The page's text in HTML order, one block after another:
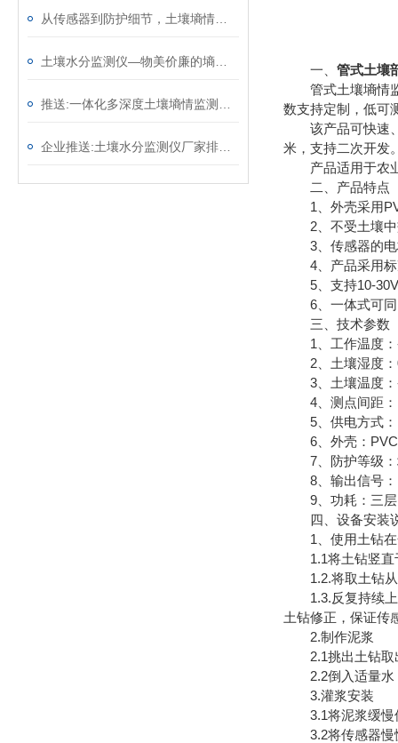
一、 管式土壤
管式土壤墒情监
数支持定制，低可
该产品可快速、
米，支持二次开发
产品适用于农业
二、产品特点
1、外壳采用
2、不受土壤中
3、传感器的电
4、产品采用标
5、支持10-30V
6、一体式可同
三、技术参数
1、工作温度
2、土壤湿度：
3、土壤温度：
4、测点间距：
5、供电方式：
6、外壳：PVC
7、防护等级：
8、输出信号：
9、功耗：三层
四、设备安装
1、使用土钻在
1.1将土钻竖直于
1.2.将取土钻从
1.3.反复持续上
土钻修正，保证传
2.制作泥浆
2.1挑出土钻取出
2.2倒入适量水，
3.灌浆安装
3.1将泥浆缓慢
3.2将传感器慢慢